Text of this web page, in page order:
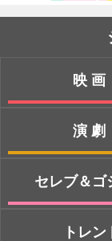
映画
演劇
セレブ＆ゴ
トレン